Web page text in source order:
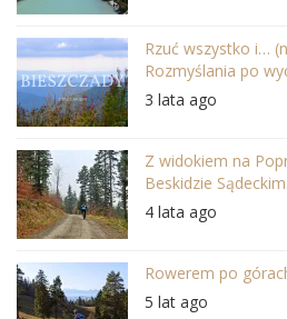
Rzuć wszystko i…
Rozmyślania po
3 lata ago
Z widokiem na
Beskidzie Sądeckim.
4 lata ago
Rowerem po
5 lat ago